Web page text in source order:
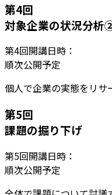
第4回
対象企業の状況分析
第4回開講日時：
順次公開予定
個人で企業の実態をリサ
第5回
課題の掘り下げ
第5回開講日時：
順次公開予定